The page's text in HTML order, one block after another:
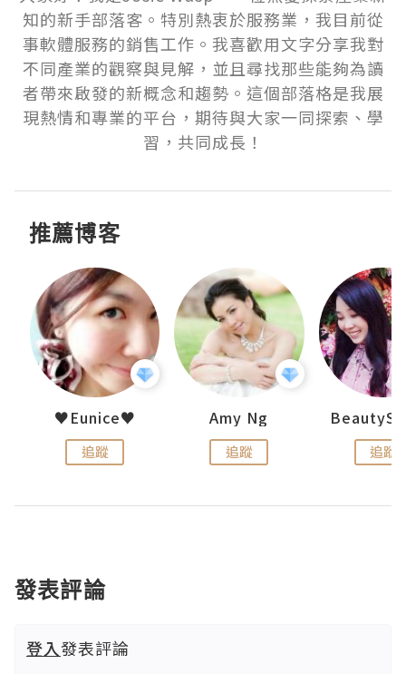
知的新手部落客。特別熱衷於服務業，我目前從
事軟體服務的銷售工作。我喜歡用文字分享我對
不同產業的觀察與見解，並且尋找那些能夠為讀
者帶來啟發的新概念和趨勢。這個部落格是我展
現熱情和專業的平台，期待與大家一同探索、學
習，共同成長！
推薦博客
♥Eunice♥
追蹤
Amy Ng
追蹤 追蹤
發表評論
登入發表評論